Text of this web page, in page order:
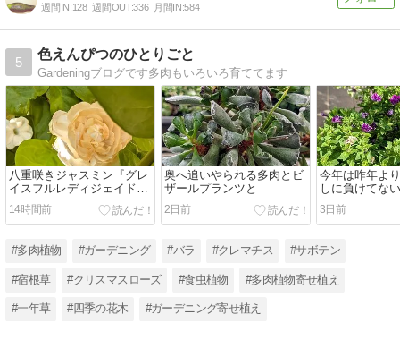
週間IN:128 週間OUT:336 月間IN:584
5
色えんぴつのひとりごと
Gardeningブログです多肉もいろいろ育ててます
八重咲きジャスミン『グレ
イスフルレディジェイド』
とマランタ『レモンライ
ム』の小さな花❀
14時間前
奥へ追いやられる多肉とビ
ザールプランツと
2日前
今年は昨年よ
しに負けてな
3日前
#多肉植物 #ガーデニング #バラ #クレマチス #サボテン
#宿根草 #クリスマスローズ #食虫植物 #多肉植物寄せ植え
#一年草 #四季の花木 #ガーデニング寄せ植え